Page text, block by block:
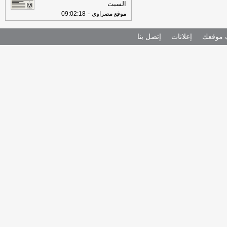
السبت
موقع مصراوي -
09:02:18
موقعك إعلانات إتصل بنا